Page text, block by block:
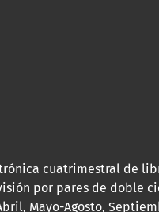
cuatrimestral de
por pares de doble
Mayo-Agosto,